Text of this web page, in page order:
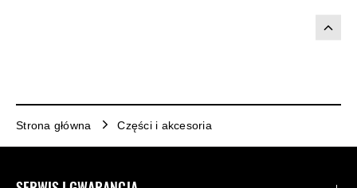
Strona główna Części i akcesoria